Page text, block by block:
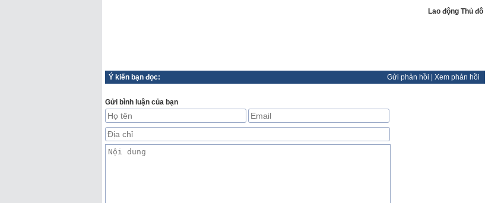
Lao động Thủ đô
Ý kiến bạn đọc: Gửi phản hồi Xem phản hồi
Gửi bình luận của bạn